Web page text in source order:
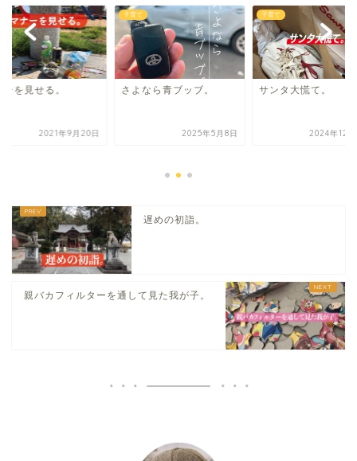
ーを見せる。
2021年9月20日
子育て
さよなら青ブッブ。
2025年5月8日
子育て
サンタ大慌て。
2024年12
遅めの初詣。
親バカフィルターを通して見た我が子。